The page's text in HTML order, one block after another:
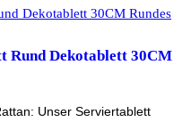
Rund Dekotablett 30CM
Unser Serviertablett